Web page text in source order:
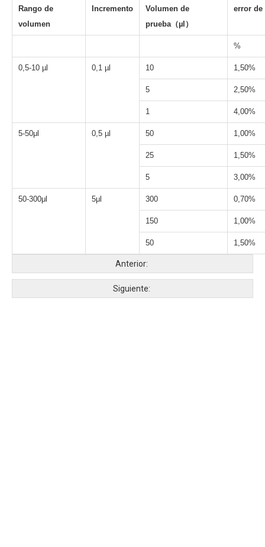
Rango de
volumen
Incremento
Volumen de
prueba（µl ）
error
%
0,5-10 µl 0,1 µl 10 1,50%
5 2,50%
1 4,00%
5-50μl 0,5 µl 50 1,00%
25 1,50%
5 3,00%
50-300μl 5μl 300 0,70%
150 1,00%
50 1,50%
Anterior:
Siguiente: